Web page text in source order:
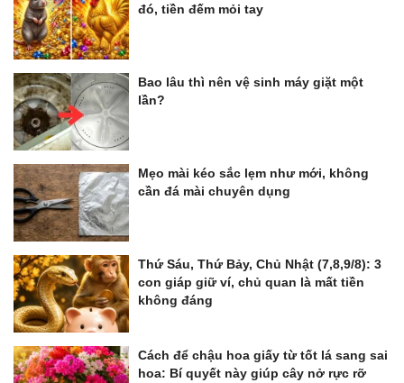
đó, tiền đếm mỏi tay
Bao lâu thì nên vệ sinh máy giặt một
lần?
Mẹo mài kéo sắc lẹm như mới, không
cần đá mài chuyên dụng
Thứ Sáu, Thứ Bảy, Chủ Nhật (7,8,9/8): 3
con giáp giữ ví, chủ quan là mất tiền
không đáng
Cách để chậu hoa giấy từ tốt lá sang sai
hoa: Bí quyết này giúp cây nở rực rỡ